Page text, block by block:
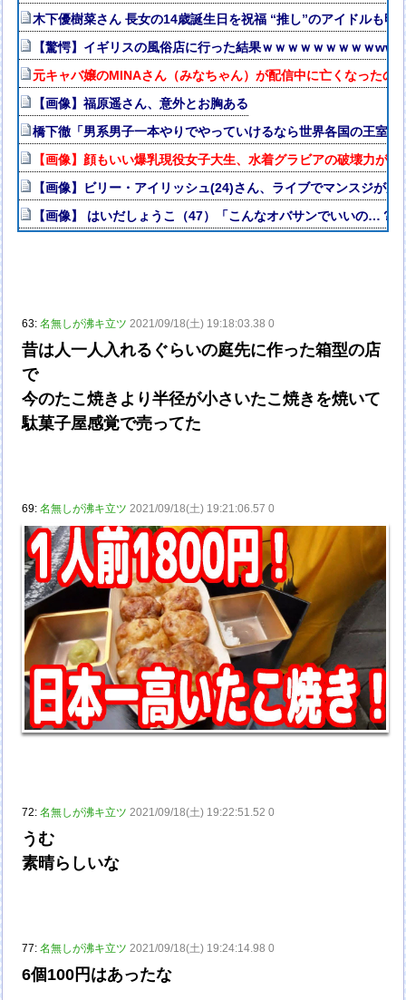
木下優樹菜さん 長女の14歳誕生日を祝福 “推し”のアイドルも明
【驚愕】イギリスの風俗店に行った結果ｗｗｗｗｗｗｗｗｗ
元キャバ嬢のMINAさん（みなちゃん）が配信中に亡くなった
【画像】福原遥さん、意外とお胸ある
橋下徹「男系男子一本やりでやっていけるなら世界各国の王室
【画像】顔もいい爆乳現役女子大生、水着グラビアの破壊力
【画像】ビリー・アイリッシュ(24)さん、ライブでマンスジが見
【画像】 はいだしょうこ（47）「こんなオバサンでいいの…？」
63:名無しが沸キ立ツ 2021/09/18(土) 19:18:03.38 0
昔は人一人入れるぐらいの庭先に作った箱型の店
で
今のたこ焼きより半径が小さいたこ焼きを焼いて
駄菓子屋感覚で売ってた
69:名無しが沸キ立ツ 2021/09/18(土) 19:21:06.57 0
72:名無しが沸キ立ツ 2021/09/18(土) 19:22:51.52 0
うむ
素晴らしいな
77:名無しが沸キ立ツ 2021/09/18(土) 19:24:14.98 0
6個100円はあったな